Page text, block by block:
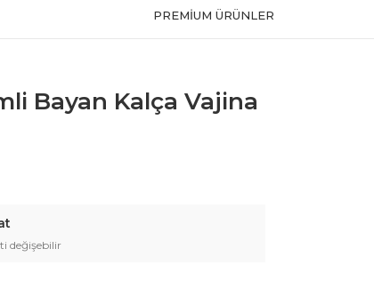
PREMIUM ÜRÜNLER
Bayan Kalça Vajina
değişebilir